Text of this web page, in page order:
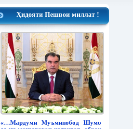
Ҳидояти Пешвои миллат !
«…Мардуми Муъминобод Шумо